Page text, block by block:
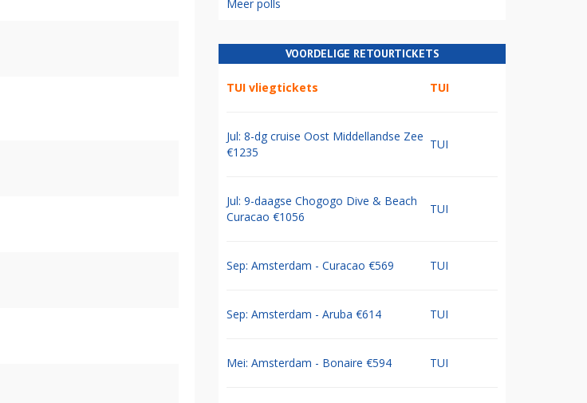
Meer polls
VOORDELIGE RETOURTICKETS
TUI vliegtickets TUI
Jul: 8-dg cruise Oost Middellandse Zee
€1235
TUI
Jul: 9-daagse Chogogo Dive & Beach
Curacao €1056
TUI
Sep: Amsterdam - Curacao €569 TUI
Sep: Amsterdam - Aruba €614 TUI
Mei: Amsterdam - Bonaire €594 TUI